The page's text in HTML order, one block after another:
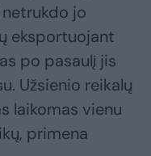
jo
eksportuojant
po pasaulį jis
Užsienio reikalų
laikomas vienu
primena